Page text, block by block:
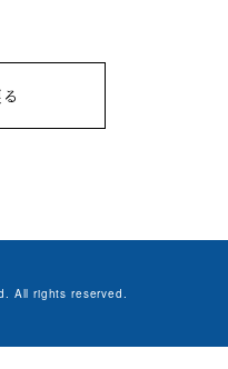
All rights reserved.